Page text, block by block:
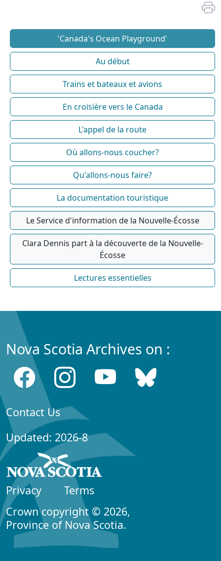
'Canada's Ocean Playground'
Au début
Trains et bateaux et avions
En croisière vers le Canada
L'appel de la route
Où allons-nous coucher?
Qu'allons-nous faire?
La documentation touristique
Le Service d'information de la Nouvelle-Écosse
Clara Dennis part à la découverte de la Nouvelle-
Écosse
Lectures essentielles
Nova Scotia Archives on :
Contact Us
Updated: 2026-8
Privacy
Terms
Crown copyright © 2026,
Province of Nova Scotia.